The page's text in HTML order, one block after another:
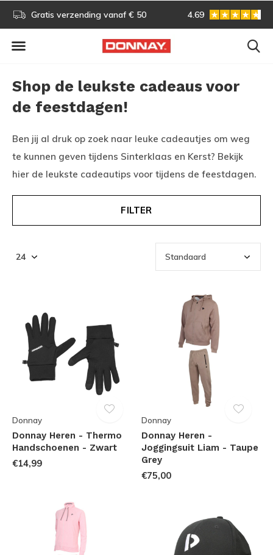
Gratis omruilen Vóór 13:00 uur besteld,
4.69
Shop de leukste cadeaus voor
de feestdagen!
Ben jij al druk op zoek naar leuke cadeautjes om weg
te kunnen geven tijdens Sinterklaas en Kerst? Bekijk
hier de leukste cadeautips voor tijdens de feestdagen.
FILTER
Donnay
Donnay Heren - Thermo
Handschoenen - Zwart
€14,99
Donnay
Donnay Heren -
Joggingsuit Liam - Taupe
Grey
€75,00